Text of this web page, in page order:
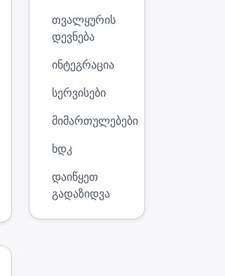
თვალყურის
დევნება
ინტეგრაცია
სერვისები
მიმართულებები
ხდკ
დაიწყეთ
გადაზიდვა